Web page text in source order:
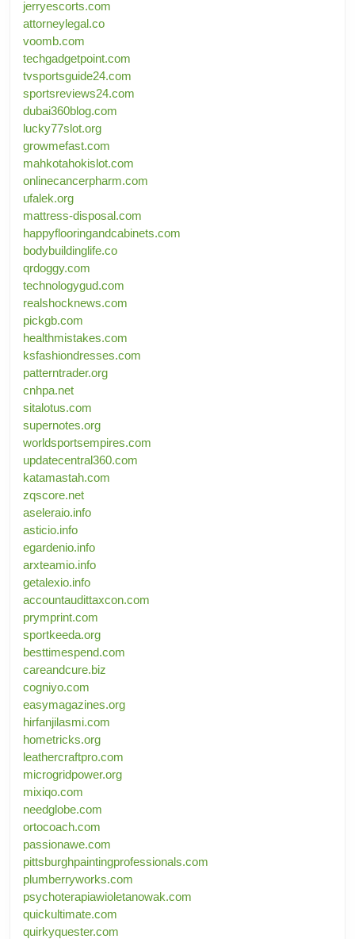
jerryescorts.com
attorneylegal.co
voomb.com
techgadgetpoint.com
tvsportsguide24.com
sportsreviews24.com
dubai360blog.com
lucky77slot.org
growmefast.com
mahkotahokislot.com
onlinecancerpharm.com
ufalek.org
mattress-disposal.com
happyflooringandcabinets.com
bodybuildinglife.co
qrdoggy.com
technologygud.com
realshocknews.com
pickgb.com
healthmistakes.com
ksfashiondresses.com
patterntrader.org
cnhpa.net
sitalotus.com
supernotes.org
worldsportsempires.com
updatecentral360.com
katamastah.com
zqscore.net
aseleraio.info
asticio.info
egardenio.info
arxteamio.info
getalexio.info
accountaudittaxcon.com
prymprint.com
sportkeeda.org
besttimespend.com
careandcure.biz
cogniyo.com
easymagazines.org
hirfanjilasmi.com
hometricks.org
leathercraftpro.com
microgridpower.org
mixiqo.com
needglobe.com
ortocoach.com
passionawe.com
pittsburghpaintingprofessionals.com
plumberryworks.com
psychoterapiawioletanowak.com
quickultimate.com
quirkyquester.com